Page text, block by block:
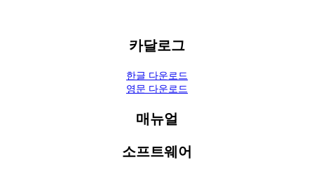
카달로그
한글 다운로드
영문 다운로드
매뉴얼
소프트웨어